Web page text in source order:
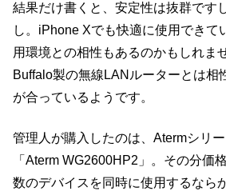
結果だけ書くと、安定性は抜群です
し。iPhone Xでも快適に使用できて
用環境との相性もあるのかもしれま
Buffalo製の無線LANルーターとは相
が合っているようです。
管理人が購入したのは、Atermシリ
「Aterm WG2600HP2」。その分価
数のデバイスを同時に使用するなら